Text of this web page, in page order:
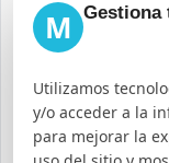
resultados.
retorno de las
M Gestiona
Utilizamos
y/o acceder a la
para mejorar la